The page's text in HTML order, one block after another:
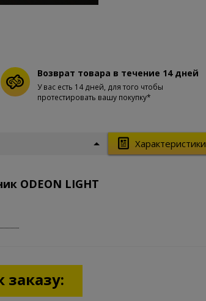
Возврат товара в течение 14 дней
У вас есть 14 дней, для того чтобы
протестировать вашу покупку*
Характеристики
ODEON LIGHT
заказу: